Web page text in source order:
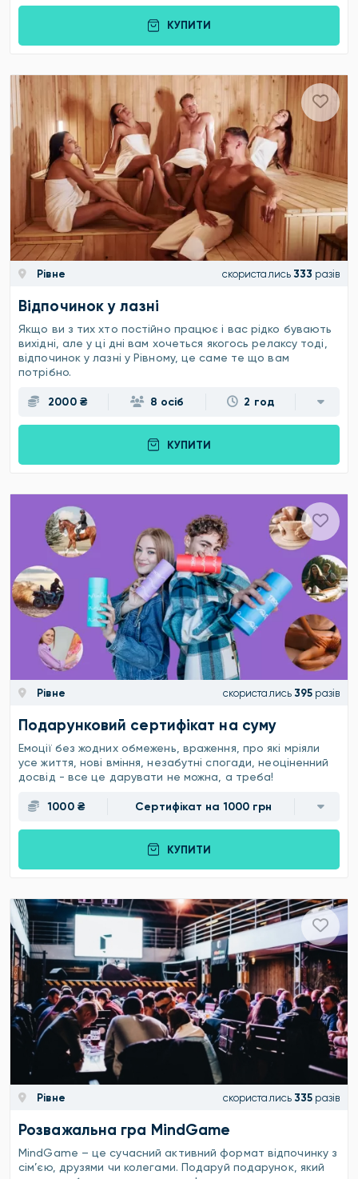
КУПИТИ
Рівне скористались 333 разів
Відпочинок у лазні
Якщо ви з тих хто постійно працює і вас рідко бувають
вихідні, але у ці дні вам хочеться якогось релаксу тоді,
відпочинок у лазні у Рівному, це саме те що вам
потрібно.
2000 ₴ 8 осіб 2 год
КУПИТИ
Рівне скористались 395 разів
Подарунковий сертифікат на суму
Емоції без жодних обмежень, враження, про які мріяли
усе життя, нові вміння, незабутні спогади, неоціненний
досвід - все це дарувати не можна, а треба!
1000 ₴ Сертифікат на 1000 грн
КУПИТИ
Рівне скористались 335 разів
Розважальна гра MindGame
MindGame – це сучасний активний формат відпочинку з
сім’єю, друзями чи колегами. Подаруй подарунок, який